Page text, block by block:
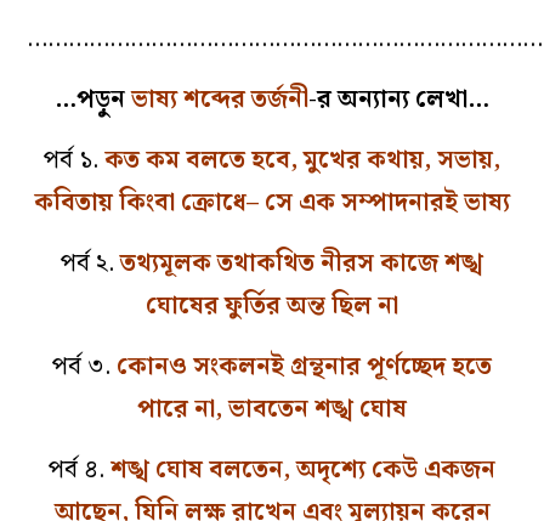
…পড়ুনভাষ্য শব্দের তর্জনী-র অন্যান্য লেখা…
পর্ব ১.কত কম বলতে হবে, মুখের কথায়, সভায়,
কবিতায় কিংবা ক্রোধে– সে এক সম্পাদনারই ভাষ্য
পর্ব ২.তথ্যমূলক তথাকথিত নীরস কাজে শঙ্খ
ঘোষের ফুর্তির অন্ত ছিল না
পর্ব ৩. কোনও সংকলনই গ্রন্থনার পূর্ণচ্ছেদ হতে
পারে না, ভাবতেন শঙ্খ ঘোষ
পর্ব ৪.শঙ্খ ঘোষ বলতেন, অদৃশ্যে কেউ একজন
আছেন, যিনি লক্ষ রাখেন এবং মূল্যায়ন করেন